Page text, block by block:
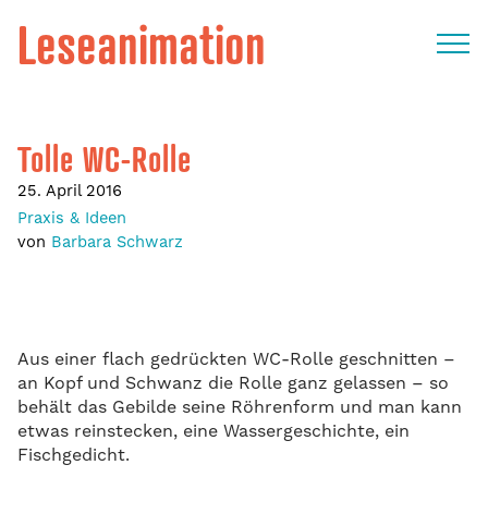
Leseanimation
Tolle WC-Rolle
25. April 2016
Praxis & Ideen
von Barbara Schwarz
Aus einer flach gedrückten WC-Rolle geschnitten –
an Kopf und Schwanz die Rolle ganz gelassen – so
behält das Gebilde seine Röhrenform und man kann
etwas reinstecken, eine Wassergeschichte, ein
Fischgedicht.